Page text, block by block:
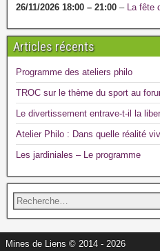
26/11/2026 18:00 – 21:00 – La
Articles récents
Programme des ateliers philo
TROC sur le thème du sport au
Le divertissement entrave-t-il la
Atelier Philo : Dans quelle réalité
Les jardiniales – Le programme
Mines de Liens © 2014 - 2026